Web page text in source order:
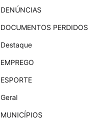
DENÚNCIAS
DOCUMENTOS PERDIDOS
Destaque
EMPREGO
ESPORTE
Geral
MUNICÍPIOS